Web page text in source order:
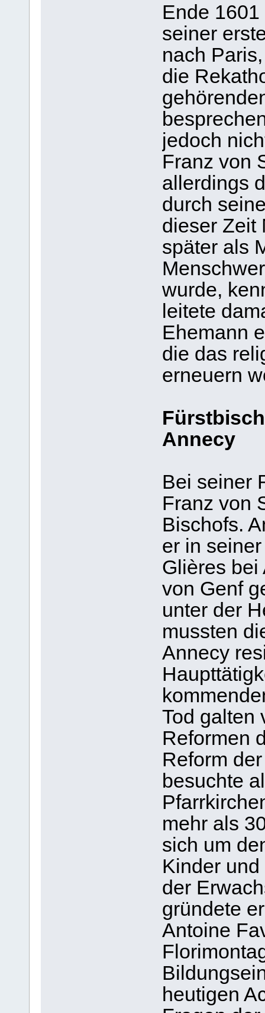
Ende
seiner
nach
die
jedoch
Franz von
allerdings
durch
dieser Zeit
später als
wurde,
leitete
Ehemann
die das
erneuern
Annecy
Bei seiner
Franz von
Bischofs.
er in
Glières bei
von Genf
unter der
mussten
Annecy
Tod galten
Reformen
Reform
besuchte
mehr als
sich um
Kinder
der
gründete
Antoine
heutigen